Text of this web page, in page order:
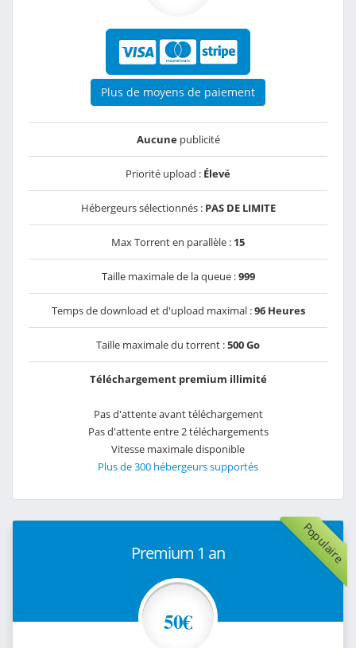
Plus de moyens de paiement
Aucunepublicité
Priorité upload : Élevé
Hébergeurs sélectionnés : PAS DE LIMITE
Max Torrent en parallèle : 15
Taille maximale de la queue :999
Temps de download et d'upload maximal :96 Heures
Taille maximale du torrent :500 Go
Téléchargement premium illimité
Pas d'attente avant téléchargement
Pas d'attente entre 2 téléchargements
Vitesse maximale disponible
Plus de 300 hébergeurs supportés
Populaire
Premium 1 an
50€